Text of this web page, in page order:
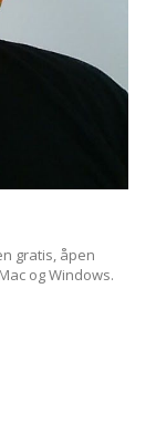
gratis, åpen
og Windows.